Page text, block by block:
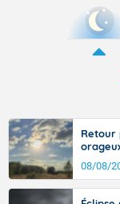
Retour
08/08/